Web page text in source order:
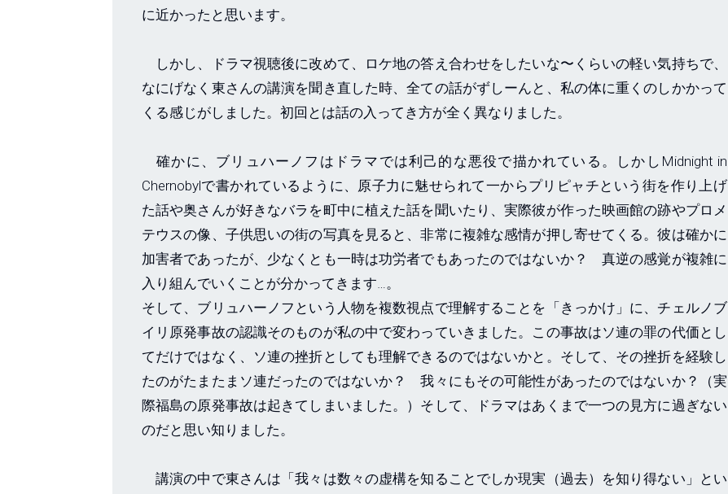
に近かったと思います。
しかし、ドラマ視聴後に改めて、ロケ地の答え合わせをしたいな〜くらいの軽い気持ちで、
なにげなく東さんの講演を聞き直した時、全ての話がずしーんと、私の体に重くのしかかって
くる感じがしました。初回とは話の入ってき方が全く異なりました。
確かに、ブリュハーノフはドラマでは利己的な悪役で描かれている。しかしMidnight in
Chernobylで書かれているように、原子力に魅せられて一からプリピャチという街を作り上げ
た話や奥さんが好きなバラを町中に植えた話を聞いたり、実際彼が作った映画館の跡やプロメ
テウスの像、子供思いの街の写真を見ると、非常に複雑な感情が押し寄せてくる。彼は確かに
加害者であったが、少なくとも一時は功労者でもあったのではないか？ 真逆の感覚が複雑に
入り組んでいくことが分かってきます…。
そして、ブリュハーノフという人物を複数視点で理解することを「きっかけ」に、チェルノブ
イリ原発事故の認識そのものが私の中で変わっていきました。この事故はソ連の罪の代価とし
てだけではなく、ソ連の挫折としても理解できるのではないかと。そして、その挫折を経験し
たのがたまたまソ連だったのではないか？ 我々にもその可能性があったのではないか？（実
際福島の原発事故は起きてしまいました。）そして、ドラマはあくまで一つの見方に過ぎない
のだと思い知りました。
講演の中で東さんは「我々は数々の虚構を知ることでしか現実（過去）を知り得ない」とい